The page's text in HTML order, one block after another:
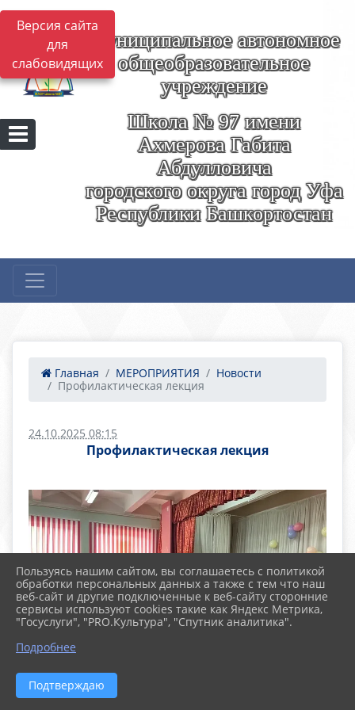
Версия сайта
для
слабовидящих
Муниципальное автономное
общеобразовательное
учреждение
Школа № 97 имени
Ахмерова Габита
Абдулловича
городского округа город Уфа
Республики Башкортостан
Главная МЕРОПРИЯТИЯ
Новости
Профилактическая лекция
24.10.2025 08:15
Профилактическая лекция
Пользуясь нашим сайтом, вы соглашаетесь с политикой
обработки персональных данных а также с тем что наш
веб-сайт и другие подключенные к веб-сайту сторонние
сервисы используют cookies такие как Яндекс Метрика,
"Госуслуги", "PRO.Культура", "Спутник аналитика".
Подробнее
Подтверждаю